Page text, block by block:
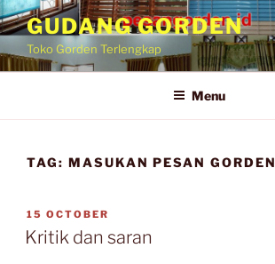
GUDANG GORDEN
Toko Gorden Terlengkap
Menu
TAG: MASUKAN PESAN GORDEN
15 OCTOBER
Kritik dan saran